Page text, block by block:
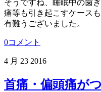
そうですね、睡眠中の歯
痛等も引き起こすケース
有難うございました。
0コメント
4 月 23 2016
首痛・偏頭痛が